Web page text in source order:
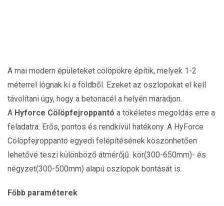
A mai modern épületeket cölöpökre építik, melyek 1-2
méterrel lógnak ki a földből. Ezeket az oszlopokat el kell
távolítani úgy, hogy a betonacél a helyén maradjon.
A Hyforce Cölöpfejroppantó a tökéletes megoldás erre a
feladatra. Erős, pontos és rendkívül hatékony. A HyForce
Cölöpfejroppantó egyedi felépítésének köszönhetően
lehetővé teszi különböző átmérőjű kör(300-650mm)- és
négyzet(300-500mm) alapú oszlopok bontását is.
Főbb paraméterek